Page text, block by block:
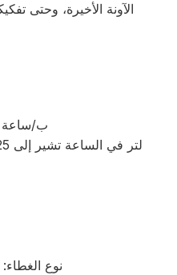
الآونة الأخيرة، وحتى
16.000 ب/ساعة
24.000 لتر في الساعة تشير إلى 0.25 لتر / 0.5 لتر
نوع الغطاء: